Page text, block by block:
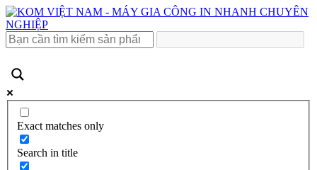
Exact matches only
Search in title